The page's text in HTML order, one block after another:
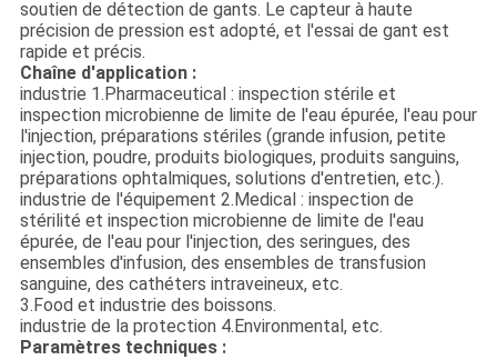
soutien de détection de gants. Le capteur à haute
précision de pression est adopté, et l'essai de gant est
rapide et précis.
Chaîne d'application :
industrie 1.Pharmaceutical : inspection stérile et
inspection microbienne de limite de l'eau épurée, l'eau pour
l'injection, préparations stériles (grande infusion, petite
injection, poudre, produits biologiques, produits sanguins,
préparations ophtalmiques, solutions d'entretien, etc.).
industrie de l'équipement 2.Medical : inspection de
stérilité et inspection microbienne de limite de l'eau
épurée, de l'eau pour l'injection, des seringues, des
ensembles d'infusion, des ensembles de transfusion
sanguine, des cathéters intraveineux, etc.
3.Food et industrie des boissons.
industrie de la protection 4.Environmental, etc.
Paramètres techniques :